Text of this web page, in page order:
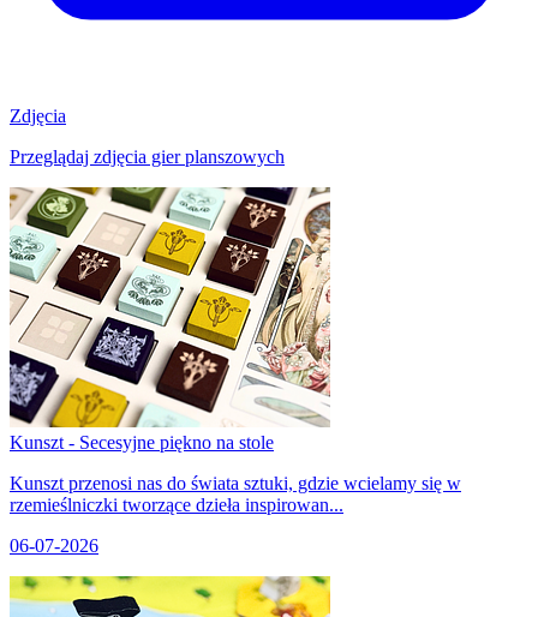
Zdjęcia
Przeglądaj zdjęcia gier planszowych
Kunszt - Secesyjne piękno na stole
Kunszt przenosi nas do świata sztuki, gdzie wcielamy się w
rzemieślniczki tworzące dzieła inspirowan...
06-07-2026